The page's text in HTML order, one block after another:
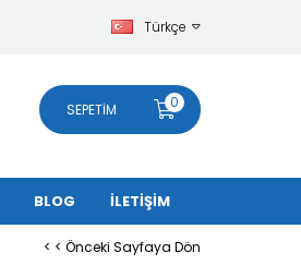
Türkçe
SEPETIM 0
BLOG İLETİŞİM
< < Önceki Sayfaya Dön